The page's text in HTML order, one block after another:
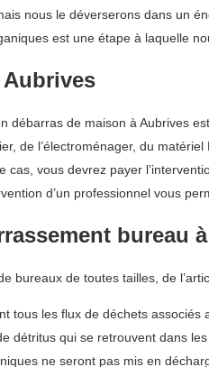
nous le déverserons dans un
est une étape à laquelle
débarras de maison à Aubrives
de l’électroménager, du
cas, vous devrez payer
d’un professionnel vous
bureau
bureaux de toutes tailles, de
tous les flux de déchets
détritus qui se retrouvent dans
ne seront pas mis en